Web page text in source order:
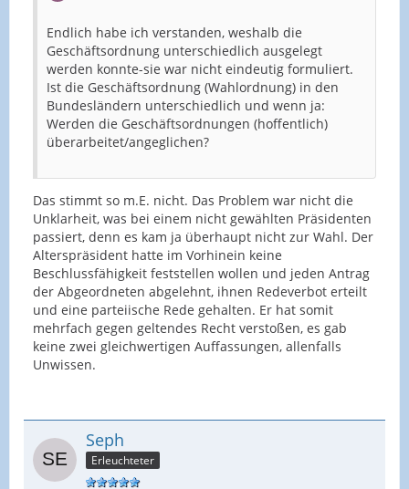
Endlich habe ich verstanden, weshalb die
Geschäftsordnung unterschiedlich ausgelegt
werden konnte-sie war nicht eindeutig formuliert.
Ist die Geschäftsordnung (Wahlordnung) in den
Bundesländern unterschiedlich und wenn ja:
Werden die Geschäftsordnungen (hoffentlich)
überarbeitet/angeglichen?
Das stimmt so m.E. nicht. Das Problem war nicht die
Unklarheit, was bei einem nicht gewählten Präsidenten
passiert, denn es kam ja überhaupt nicht zur Wahl. Der
Alterspräsident hatte im Vorhinein keine
Beschlussfähigkeit feststellen wollen und jeden Antrag
der Abgeordneten abgelehnt, ihnen Redeverbot erteilt
und eine parteiische Rede gehalten. Er hat somit
mehrfach gegen geltendes Recht verstoßen, es gab
keine zwei gleichwertigen Auffassungen, allenfalls
Unwissen.
Seph
Erleuchteter